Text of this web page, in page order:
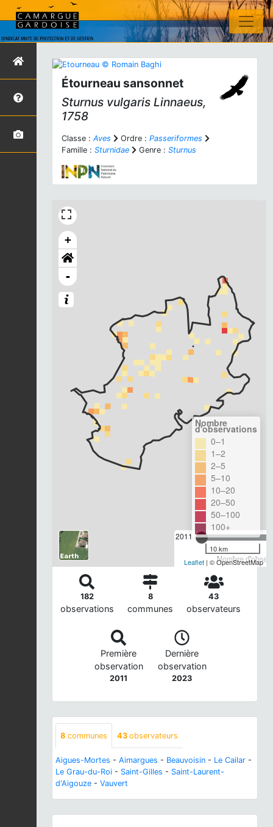
Étourneau sansonnet
Sturnus vulgaris Linnaeus,
1758
Classe : Aves Ordre : Passeriformes
Famille : Sturnidae Genre : Sturnus
+
-
2011
Nombre
Nombre
d'observations
0–1
1–2
2–5
5–10
10–20
20–50
50–100
100+
10 km
Leaflet | © OpenStreetMap
182
observations
8
communes
43
observateurs
Première
observation
2011
Dernière
observation
2023
8 communes 43 observateurs
Aigues-Mortes - Aimargues - Beauvoisin - Le Cailar -
Le Grau-du-Roi - Saint-Gilles - Saint-Laurent-
d'Aigouze - Vauvert